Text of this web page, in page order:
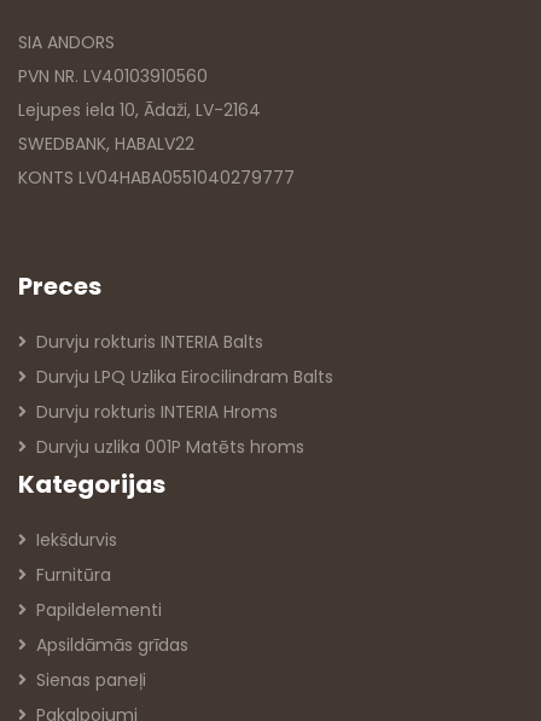
SIA ANDORS
PVN NR. LV40103910560
Lejupes iela 10, Ādaži, LV-2164
SWEDBANK, HABALV22
KONTS LV04HABA0551040279777
Preces
Durvju rokturis INTERIA Balts
Durvju LPQ Uzlika Eirocilindram Balts
Durvju rokturis INTERIA Hroms
Durvju uzlika 001P Matēts hroms
Kategorijas
Iekšdurvis
Furnitūra
Papildelementi
Apsildāmās grīdas
Sienas paneļi
Pakalpojumi